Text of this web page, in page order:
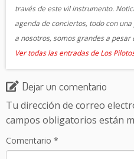
través de este vil instrumento.
agenda de conciertos, todo con
a nosotros, somos grandes a pesar
Ver todas las entradas de Los
Dejar un comentario
Tu dirección de correo
campos obligatorios están
Comentario *